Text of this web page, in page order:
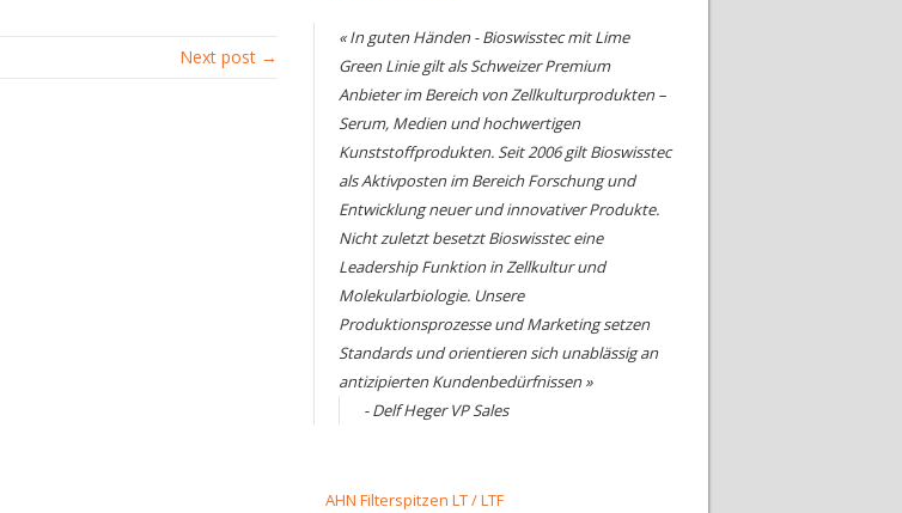
Next post →
« In guten Händen - Bioswisstec mit Lime
Green Linie gilt als Schweizer Premium
Anbieter im Bereich von Zellkulturprodukten –
Serum, Medien und hochwertigen
Kunststoffprodukten. Seit 2006 gilt Bioswisstec
als Aktivposten im Bereich Forschung und
Entwicklung neuer und innovativer Produkte.
Nicht zuletzt besetzt Bioswisstec eine
Leadership Funktion in Zellkultur und
Molekularbiologie. Unsere
Produktionsprozesse und Marketing setzen
Standards und orientieren sich unablässig an
antizipierten Kundenbedürfnissen »
- Delf Heger VP Sales
AHN Filterspitzen LT / LTF